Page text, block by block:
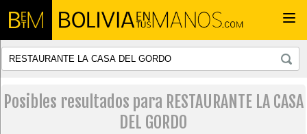
Posibles resultados para RESTAURANTE LA CASA
DEL GORDO